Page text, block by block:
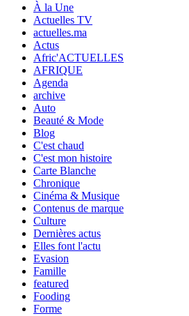
À la Une
Actuelles TV
actuelles.ma
Actus
Afric'ACTUELLES
AFRIQUE
Agenda
archive
Auto
Beauté & Mode
Blog
C'est chaud
C'est mon histoire
Carte Blanche
Chronique
Cinéma & Musique
Contenus de marque
Culture
Dernières actus
Elles font l'actu
Evasion
Famille
featured
Fooding
Forme